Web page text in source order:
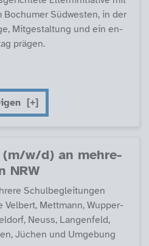
Süd­wes­ten, in der
Mit­ge­stal­tung und ein en­
prä­gen.
(m/w/d) an meh­re­
NRW
Schul­be­g­lei­tun­gen
Vel­bert, Mett­mann, Wup­per­
Neuss, Lan­gen­feld,
Jüchen und Um­ge­bung